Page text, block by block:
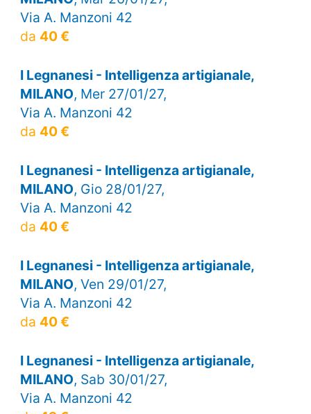
Via A. Manzoni 42
da 40 €
I Legnanesi - Intelligenza artigianale,
MILANO, Mer 27/01/27,
Via A. Manzoni 42
da 40 €
I Legnanesi - Intelligenza artigianale,
MILANO, Gio 28/01/27,
Via A. Manzoni 42
da 40 €
I Legnanesi - Intelligenza artigianale,
MILANO, Ven 29/01/27,
Via A. Manzoni 42
da 40 €
I Legnanesi - Intelligenza artigianale,
MILANO, Sab 30/01/27,
Via A. Manzoni 42